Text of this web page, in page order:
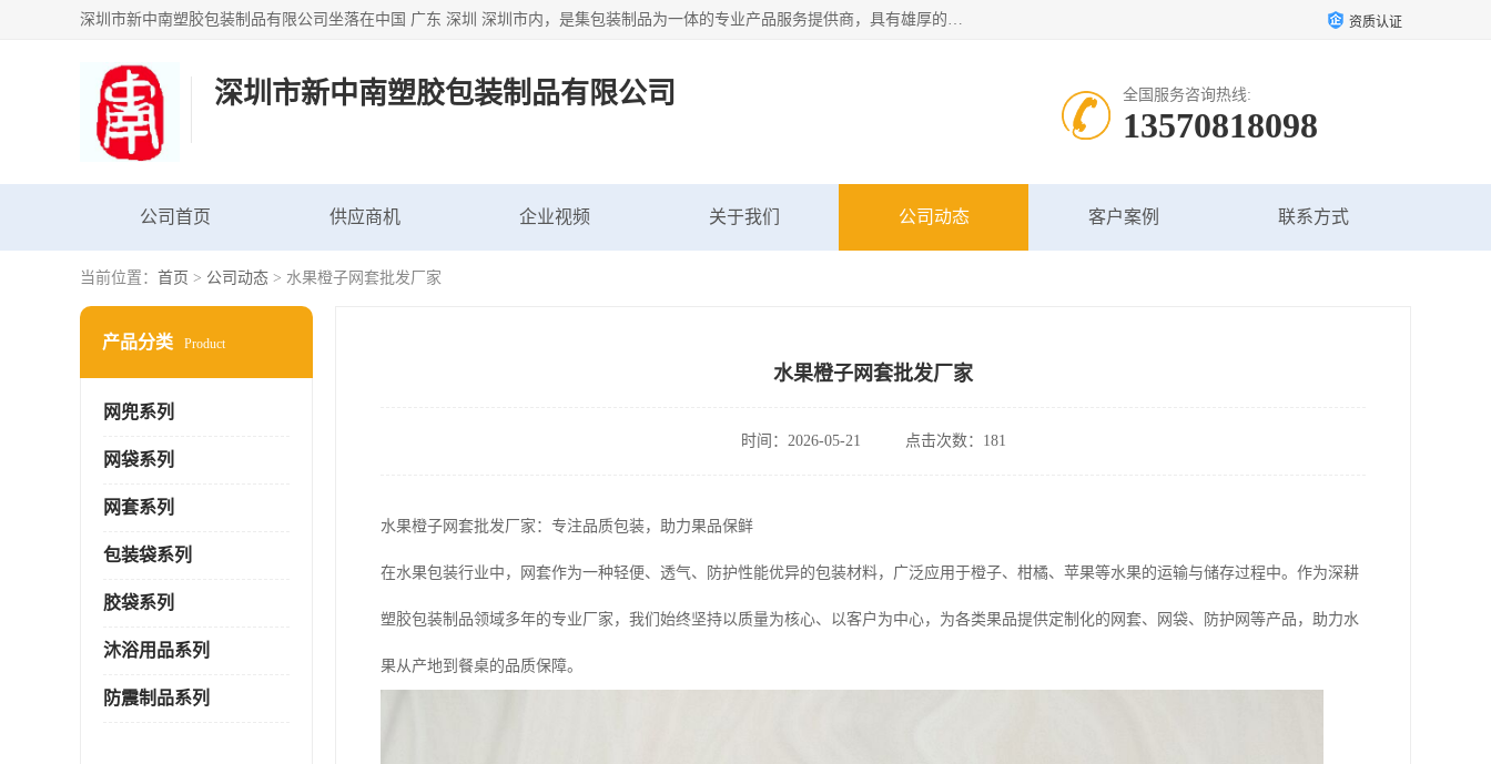
深圳市新中南塑胶包装制品有限公司坐落在中国 广东 深圳 深圳市内，是集包装制品为一体的专业产品服务提供商，具有雄厚的科研实力、技术实力和经济实力。主营网袋、网兜、网眼袋、网格袋、鱼丝网、尼龙网袋、网扣、网套等产品,大量批发,价格实惠。欢迎广大新老客户来电咨询价格、加盟、招商等服务。 资质认证
深圳市新中南塑胶包装制品有限公司 全国服务咨询热线:
13570818098
公司首页 供应商机 企业视频 关于我们 公司动态 客户案例 联系方式
当前位置： 首页 > 公司动态 > 水果橙子网套批发厂家
产品分类 Product
网兜系列
网袋系列
网套系列
包装袋系列
胶袋系列
沐浴用品系列
防震制品系列
水果橙子网套批发厂家
时间：2026-05-21 点击次数：181
水果橙子网套批发厂家：专注品质包装，助力果品保鲜
在水果包装行业中，网套作为一种轻便、透气、防护性能优异的包装材料，广泛应用于橙子、柑橘、苹果等水果的运输与储存过程中。作为深耕
塑胶包装制品领域多年的专业厂家，我们始终坚持以质量为核心、以客户为中心，为各类果品提供定制化的网套、网袋、防护网等产品，助力水
果从产地到餐桌的品质保障。